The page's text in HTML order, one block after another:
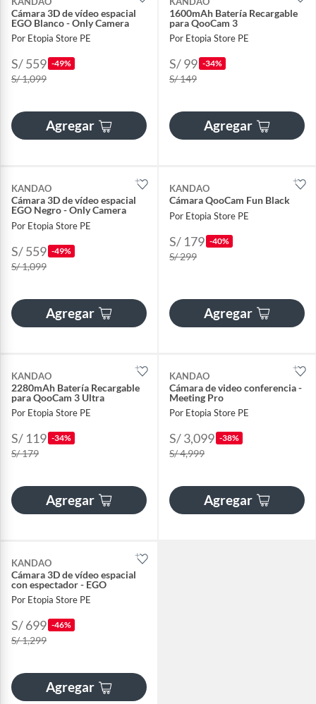
Cámara 3D de vídeo espacial
EGO Blanco - Only Camera
Por Etopia Store PE
S/ 559 -49%
S/ 1,099
Agregar
1600mAh Batería Recargable
para QooCam 3
Por Etopia Store PE
S/ 99 -34%
S/ 149
Agregar
KANDAO
Cámara 3D de vídeo espacial
EGO Negro - Only Camera
Por Etopia Store PE
S/ 559 -49%
S/ 1,099
Agregar
KANDAO
Cámara QooCam Fun Black
Por Etopia Store PE
S/ 179 -40%
S/ 299
Agregar
KANDAO
2280mAh Batería Recargable
para QooCam 3 Ultra
Por Etopia Store PE
S/ 119 -34%
S/ 179
Agregar
KANDAO
Cámara de video conferencia -
Meeting Pro
Por Etopia Store PE
S/ 3,099 -38%
S/ 4,999
Agregar
KANDAO
Cámara 3D de vídeo espacial
con espectador - EGO
Por Etopia Store PE
S/ 699 -46%
S/ 1,299
Agregar